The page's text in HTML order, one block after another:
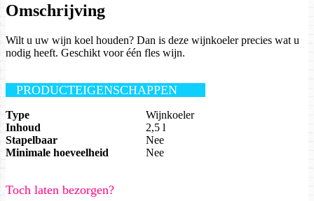
Omschrijving
Wilt u uw wijn koel houden? Dan is deze wijnkoeler precies wat u
nodig heeft. Geschikt voor één fles wijn.
PRODUCTEIGENSCHAPPEN
Type
Wijnkoeler
Inhoud
2,5 l
Stapelbaar
Nee
Minimale hoeveelheid
Nee
Toch laten bezorgen?